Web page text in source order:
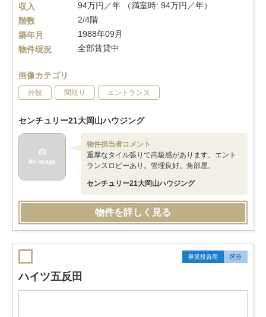
収入
94万円／年 （満室時: 94万円／年）
階数
2/4階
築年月
1988年09月
物件現況
全部賃貸中
画像カテゴリ
外観 間取り エントランス
センチュリー21大岡山ハウジング
物件担当者コメント
重厚なタイル張りで高級感があります。エント
ランスロビーあり。管理良好。角部屋。
センチュリー21大岡山ハウジング
物件を詳しく見る
事業投資用 区分
ハイツ五反田